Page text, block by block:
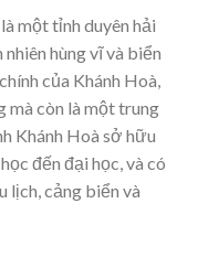
một tỉnh duyên hải
hùng vĩ và biển
của Khánh Hoà,
mà còn là một trung
Khánh Hoà sở hữu
đến đại học, và có
lịch, cảng biển và